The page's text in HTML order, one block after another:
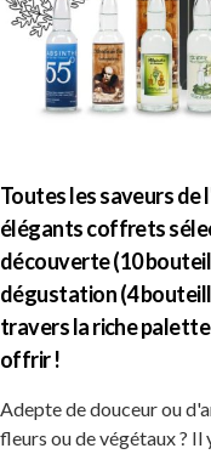
Toutes les saveurs de
élégants coffrets
découverte (10
dégustation (4
travers la riche palette
offrir !
Adepte de douceur ou
fleurs ou de végétaux ?